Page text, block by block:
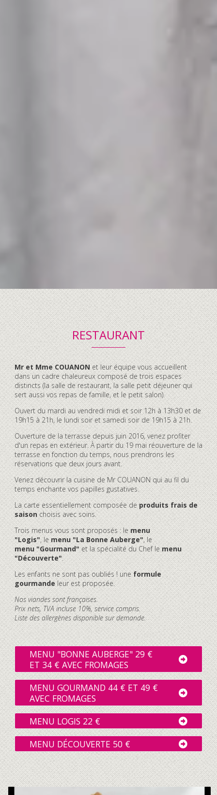
RESTAURANT
Contenu
accordéon
Mr et Mme COUANONet leur équipe vous accueillent
dans un cadre chaleureux composé de trois espaces
distincts (la salle de restaurant, la salle petit déjeuner qui
sert aussi vos repas de famille, et le petit salon).
Ouvert du mardi au vendredi midi et soir 12h à 13h30 et de
19h15 à 21h, le lundi soir et samedi soir de 19h15 à 21h.
Ouverture de la terrasse depuis juin 2016, venez profiter
d'un repas en extérieur. À partir du 19 mai réouverture de la
terrasse en fonction du temps, nous prendrons les
réservations que deux jours avant.
Venez découvrir la cuisine de Mr COUANON qui au fil du
temps enchante vos papilles gustatives.
La carte essentiellement composée deproduits frais de
saisonchoisis avec soins.
Trois menus vous sont proposés : lemenu
"Logis", lemenu "La Bonne Auberge", le
menu "Gourmand"et la spécialité du Chef lemenu
"Découverte".
Les enfants ne sont pas oubliés ! uneformule
gourmandeleur est proposée.
Nos viandes sont françaises.
Prix nets, TVA incluse 10%, service compris.
Liste des allergènes disponible sur demande.
MENU "BONNE AUBERGE" 29 €
ET 34 € AVEC FROMAGES
MENU GOURMAND 44 € ET 49 €
AVEC FROMAGES
MENU LOGIS 22 €
MENU DÉCOUVERTE 50 €